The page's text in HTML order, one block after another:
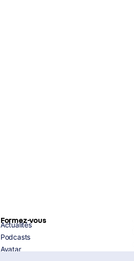
Formez-vous
Actualités
Podcasts
Avatar